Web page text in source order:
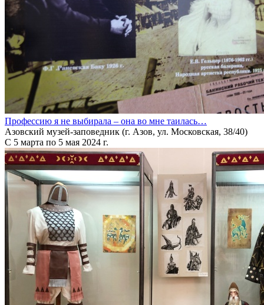
Профессию я не выбирала – она во мне таилась…
Азовский музей-заповедник (г. Азов, ул. Московская, 38/40)
С 5 марта по 5 мая 2024 г.